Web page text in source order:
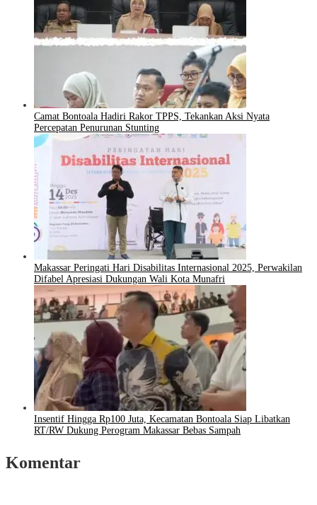
Camat Bontoala Hadiri Rakor TPPS, Tekankan Aksi Nyata
Percepatan Penurunan Stunting
Makassar Peringati Hari Disabilitas Internasional 2025, Perwakilan
Difabel Apresiasi Dukungan Wali Kota Munafri
Insentif Hingga Rp100 Juta, Kecamatan Bontoala Siap Libatkan
RT/RW Dukung Perogram Makassar Bebas Sampah
Komentar